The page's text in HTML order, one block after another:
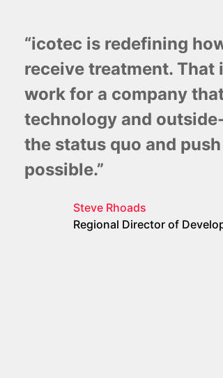
“icotec is redefining
receive treatment. That
work for a company
technology and
the status quo and
possible.”
Steve Rhoads
Regional Director of